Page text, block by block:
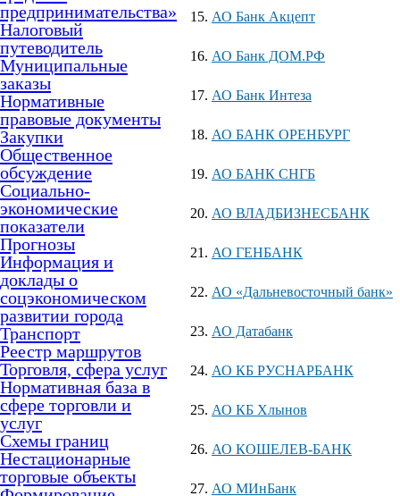
предпринимательства»
Налоговый
путеводитель
Муниципальные
заказы
Нормативные
правовые документы
Закупки
Общественное
обсуждение
Социально-
экономические
показатели
Прогнозы
Информация и
доклады о
соцэкономическом
развитии города
Транспорт
Реестр маршрутов
Торговля, сфера услуг
Нормативная база в
сфере торговли и
услуг
Схемы границ
Нестационарные
торговые объекты
АО Банк Акцепт
АО Банк ДОМ.РФ
АО Банк Интеза
АО БАНК ОРЕНБУРГ
АО БАНК СНГБ
АО ВЛАДБИЗНЕСБАНК
АО ГЕНБАНК
АО «Дальневосточный банк»
АО Датабанк
АО КБ РУСНАРБАНК
АО КБ Хлынов
АО КОШЕЛЕВ-БАНК
АО МИнБанк